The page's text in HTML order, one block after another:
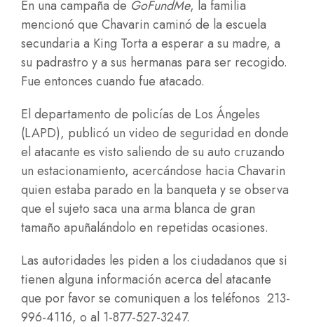
En una campaña de GoFundMe, la familia
mencionó que Chavarin caminó de la escuela
secundaria a King Torta a esperar a su madre, a
su padrastro y a sus hermanas para ser recogido.
Fue entonces cuando fue atacado.
El departamento de policías de Los Ángeles
(LAPD), publicó un video de seguridad en donde
el atacante es visto saliendo de su auto cruzando
un estacionamiento, acercándose hacia Chavarin
quien estaba parado en la banqueta y se observa
que el sujeto saca una arma blanca de gran
tamaño apuñalándolo en repetidas ocasiones.
Las autoridades les piden a los ciudadanos que si
tienen alguna información acerca del atacante
que por favor se comuniquen a los teléfonos 213-
996-4116, o al 1-877-527-3247.